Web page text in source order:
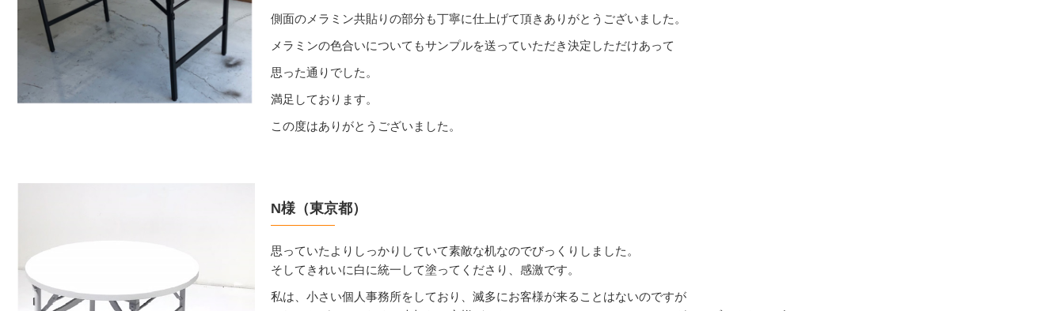
側面のメラミン共貼りの部分も丁寧に仕上げて頂きありがとうございました。
メラミンの色合いについてもサンプルを送っていただき決定しただけあって
思った通りでした。
満足しております。
この度はありがとうございました。
N様（東京都）
思っていたよりしっかりしていて素敵な机なのでびっくりしました。
そしてきれいに白に統一して塗ってくださり、感激です。
私は、小さい個人事務所をしており、滅多にお客様が来ることはないのですが